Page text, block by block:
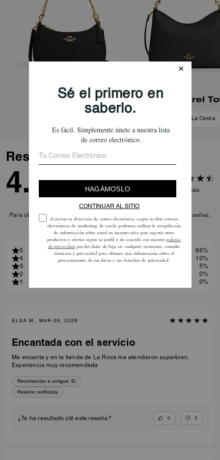
Bolso Tote Teri Bolso Laurel
Añadir A La Cesta
Reseñas
4.8 Reseñas
Para obtener más información sobre cómo verificamos nuestras reseñas,
lee másaquí.
5
86%
4
10%
3
5%
2
0%
1
0%
ELSA M., MAR 09, 2026
Encantada con el servicio
Me encanta y en la tienda de La Roca me atendieron superbien.
Experiencia muy recomendada
Recomendar a amigos: Sí
Reseña verificada
¿Te ha resultado útil esta reseña? 0 0